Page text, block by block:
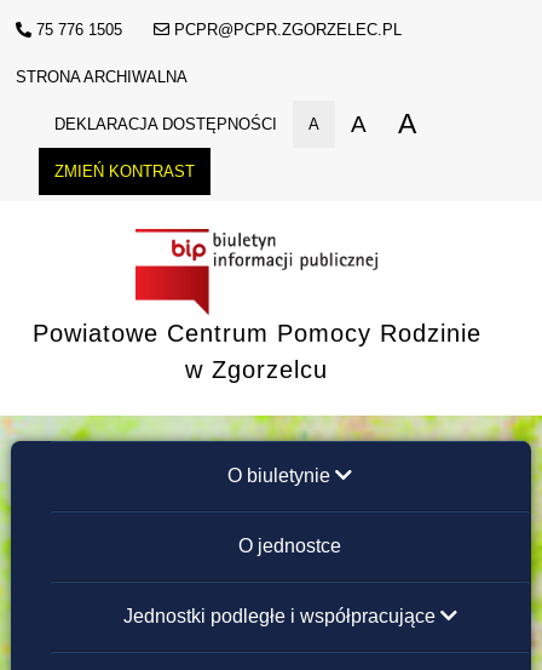
75 776 1505 PCPR@PCPR.ZGORZELEC.PL
STRONA ARCHIWALNA
DEKLARACJA DOSTĘPNOŚCI A A A
ZMIEŃ KONTRAST
Powiatowe Centrum Pomocy Rodzinie
w Zgorzelcu
O biuletynie
Instrukcja obsługi
Redakcja strony
O jednostce
Jednostki podległe i współpracujące